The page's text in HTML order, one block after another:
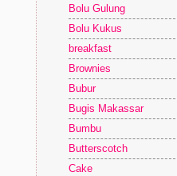
Bolu Gulung
Bolu Kukus
breakfast
Brownies
Bubur
Bugis Makassar
Bumbu
Butterscotch
Cake